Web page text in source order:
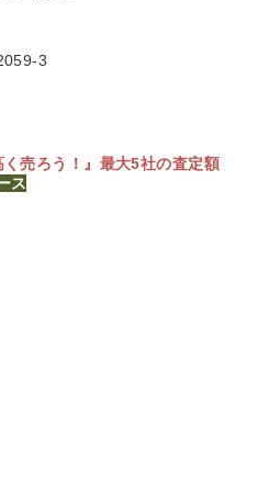
3
売ろう！』 最大5社の査定額
ス